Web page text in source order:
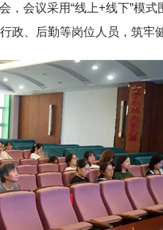
会议采用“线上+线下”模式
政、后勤等岗位人员，筑牢